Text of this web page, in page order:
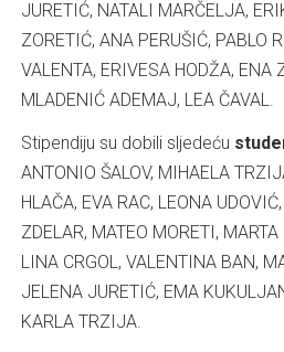
JURETIĆ, NATALI MARČELJA,
ZORETIĆ, ANA PERUŠIĆ, PABLO
VALENTA, ERIVESA HODŽA, ENA
MLADENIĆ ADEMAJ, LEA ČAVAL.
Stipendiju su dobili sljedeću
ANTONIO ŠALOV, MIHAELA
HLAČA, EVA RAC, LEONA
ZDELAR, MATEO MORETI,
LINA CRGOL, VALENTINA BAN,
JELENA JURETIĆ, EMA
KARLA TRZIJA.